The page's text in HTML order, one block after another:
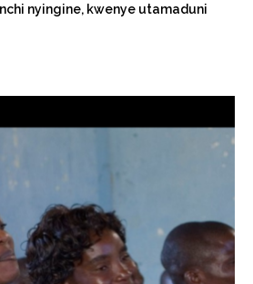
nyingine, kwenye utamaduni